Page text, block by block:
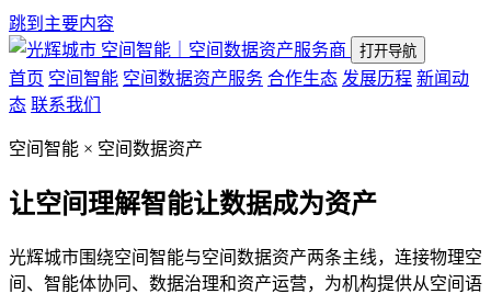
跳到主要内容
空间智能｜空间数据资产服务商
打开导航
首页 空间智能 空间数据资产服务 合作生态 发展历程 新闻动
态 联系我们
空间智能 × 空间数据资产
让空间理解智能让数据成为资产
光辉城市围绕空间智能与空间数据资产两条主线，连接物理空
间、智能体协同、数据治理和资产运营，为机构提供从空间语